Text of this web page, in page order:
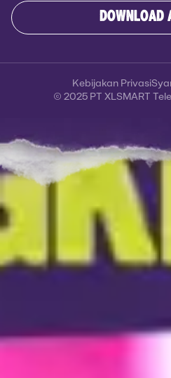
DOWNLOAD
© 2025 PT XLSMART
Kebijakan Privasi